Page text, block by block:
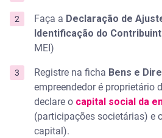
Faça a Declaração de
Identificação do
MEI)
Registre na ficha Bens e
empreendedor é proprietário
declare o capital social da
(participações societárias) e
capital).